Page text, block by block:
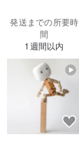
発送までの所要時
間
1週間以内